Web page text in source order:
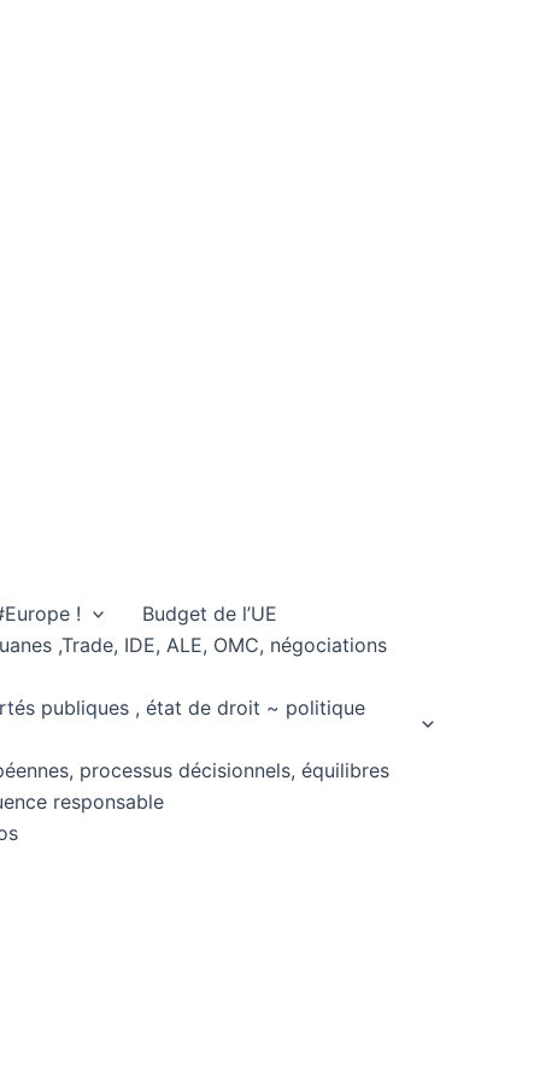
!
Budget de l’UE
,Trade, IDE, ALE, OMC, négociations
publiques , état de droit ~ politique
processus décisionnels, équilibres
responsable